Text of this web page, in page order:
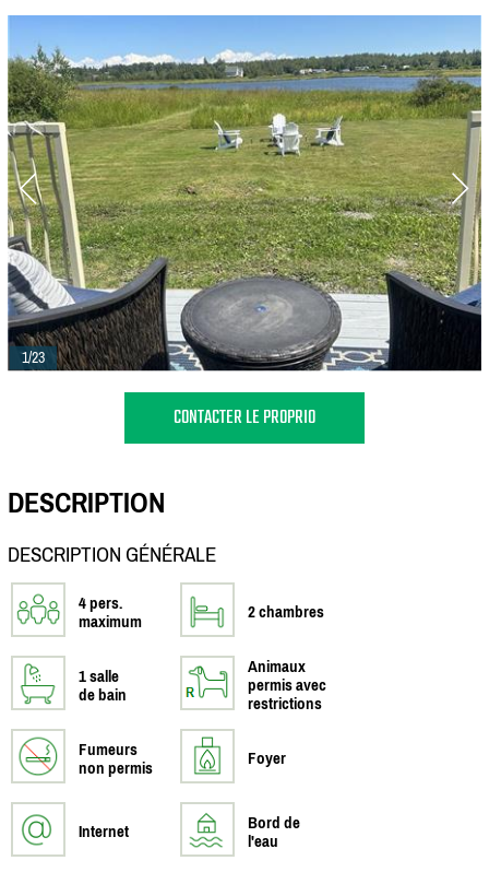
1/23
CONTACTER LE PROPRIO
DESCRIPTION
DESCRIPTION GÉNÉRALE
4 pers.
maximum
2 chambres
1 salle
de bain
Animaux
permis avec
restrictions
Fumeurs
non permis
Foyer
Internet
Bord de
l'eau